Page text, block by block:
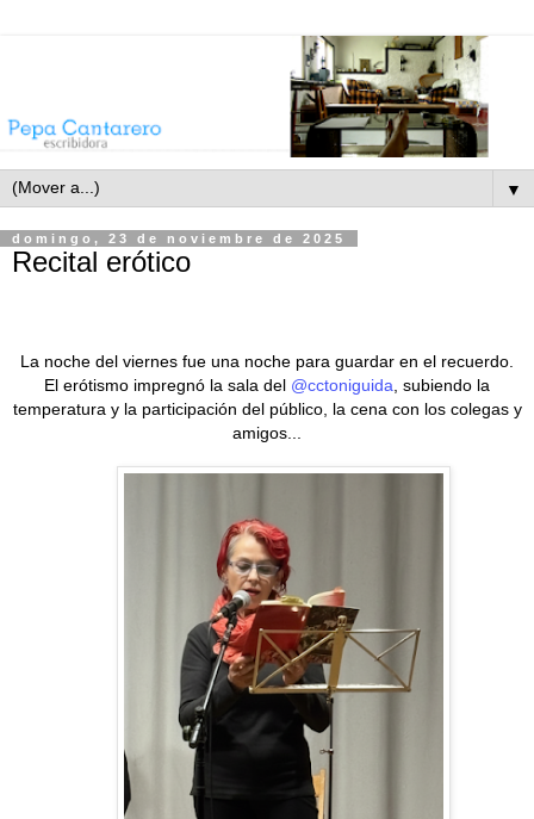
▼
domingo, 23 de noviembre de 2025
Recital erótico
La noche del viernes fue una noche para guardar en el recuerdo.
El erótismo impregnó la sala del @cctoniguida, subiendo la
temperatura y la participación del público, la cena con los colegas y
amigos...